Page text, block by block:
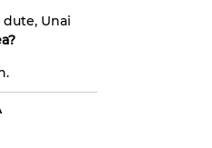
Unai